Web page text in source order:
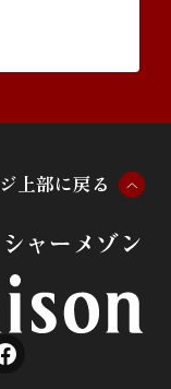
ジ 上部に戻る